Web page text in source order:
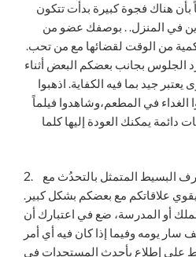
هناك فجوة كبيرة بدأت تتكون
في المنزل. . بوصفك عضو من
من الوقت لقضائها مع من تحب.
الجلوس بجانب بعضكم البعض أثناء
يعتبر جيد بما فيه الكفاية. اذهبوا
الغداء في المطعم،وشاهدوا فيلماً
يمكنك العودة إليها كلما
2. تحدث عن يومك – التصرف البسيط المتمثل بالتحدُث مع
علاقاتكم مع بعضكم بشكل كبير.
أو المدرسة، ضع في اعتبارك أن
سار يومه وفيما إذا كان فيه أي أمر
على إطلاع بأحدث المستجدات في